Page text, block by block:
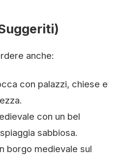
anche:
con palazzi, chiese e
con un bel
sabbiosa.
borgo medievale sul